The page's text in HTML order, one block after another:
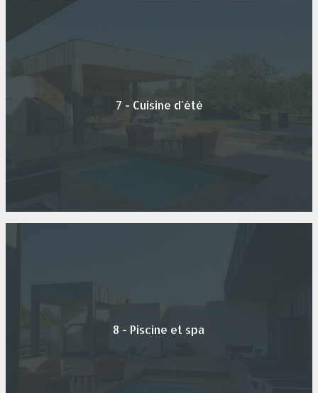
7 - Cuisine d'été
8 - Piscine et spa